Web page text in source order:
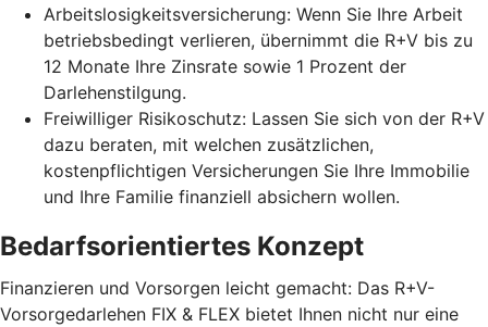
Arbeitslosigkeitsversicherung: Wenn Sie Ihre Arbeit
betriebsbedingt verlieren, übernimmt die R+V bis zu
12 Monate Ihre Zinsrate sowie 1 Prozent der
Darlehenstilgung.
Freiwilliger Risikoschutz: Lassen Sie sich von der R+V
dazu beraten, mit welchen zusätzlichen,
kostenpflichtigen Versicherungen Sie Ihre Immobilie
und Ihre Familie finanziell absichern wollen.
Bedarfsorientiertes Konzept
Finanzieren und Vorsorgen leicht gemacht: Das R+V-
Vorsorgedarlehen FIX & FLEX bietet Ihnen nicht nur eine